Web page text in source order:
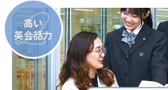
2
高い
英会話力